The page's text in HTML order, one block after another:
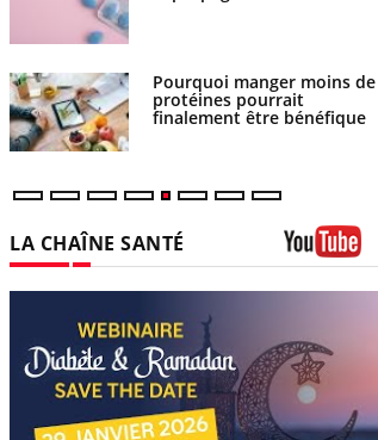
Pourquoi manger moins de
protéines pourrait
finalement être bénéfique
LA CHAÎNE SANTÉ